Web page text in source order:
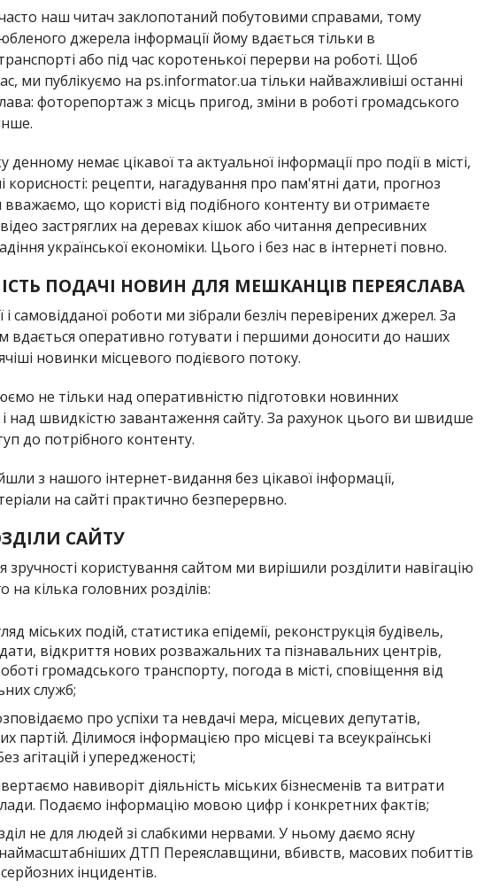
наш читач заклопотаний побутовими справами, тому
джерела інформації йому вдається тільки в
або під час коротенької перерви на роботі. Щоб
ми публікуємо на ps.informator.ua тільки найважливіші останні
фоторепортаж з місць пригод, зміни в роботі громадського
денному немає цікавої та актуальної інформації про події в місті,
корисності: рецепти, нагадування про пам'ятні дати, прогноз
вважаємо, що користі від подібного контенту ви отримаєте
застряглих на деревах кішок або читання депресивних
української економіки. Цього і без нас в інтернеті повно.
ПОДАЧІ НОВИН ДЛЯ МЕШКАНЦІВ ПЕРЕЯСЛАВА
і самовідданої роботи ми зібрали безліч перевірених джерел. За
вдається оперативно готувати і першими доносити до наших
новинки місцевого подієвого потоку.
не тільки над оперативністю підготовки новинних
і над швидкістю завантаження сайту. За рахунок цього ви швидше
до потрібного контенту.
з нашого інтернет-видання без цікавої інформації,
на сайті практично безперервно.
САЙТУ
користування сайтом ми вирішили розділити навігацію
на кілька головних розділів:
міських подій, статистика епідемії, реконструкція будівель,
відкриття нових розважальних та пізнавальних центрів,
громадського транспорту, погода в місті, сповіщення від
служб;
про успіхи та невдачі мера, місцевих депутатів,
партій. Ділимося інформацією про місцеві та всеукраїнські
агітацій і упередженості;
навиворіт діяльність міських бізнесменів та витрати
Подаємо інформацію мовою цифр і конкретних фактів;
не для людей зі слабкими нервами. У ньому даємо ясну
ДТП Переяславщини, вбивств, масових побиттів
інцидентів.